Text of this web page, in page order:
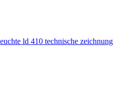
ld 410 technische zeichnung